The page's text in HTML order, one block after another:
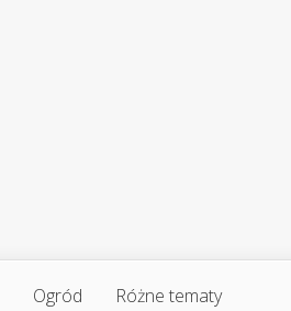
Ogród Różne tematy